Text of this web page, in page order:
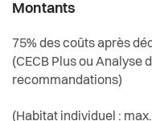
Montants
75% des coûts après
(CECB Plus ou Analyse
recommandations)
(Habitat individuel :